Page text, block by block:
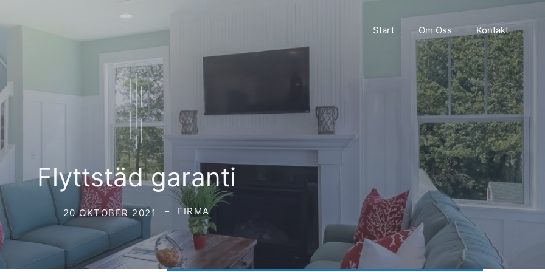
Start Om Oss Kontakt
Flyttstäd garanti
20 OKTOBER 2021 FIRMA